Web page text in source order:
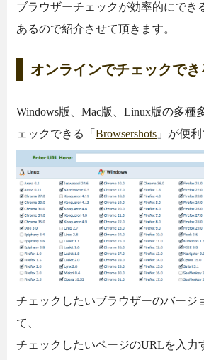
ブラウザーチェックが効率的にでき
あるので紹介させて頂きます。
オンラインでチェックで
Windows版、Mac版、Linux版の多種
ェックできる「Browsershots 」が便利
チェックしたいブラウザーのバージ
て、
チェックしたいページのURLを入力